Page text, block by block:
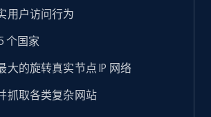
用户访问行为
个国家
大的旋转真实节点 IP 网络
抓取各类复杂网站